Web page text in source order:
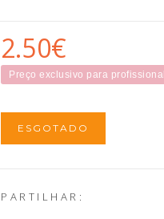
2.50€
Preço exclusivo para profissional
ESGOTADO
PARTILHAR: